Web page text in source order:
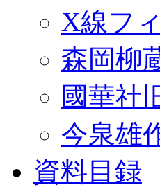
X線フ
森岡柳
國華社
今泉雄
資料目録